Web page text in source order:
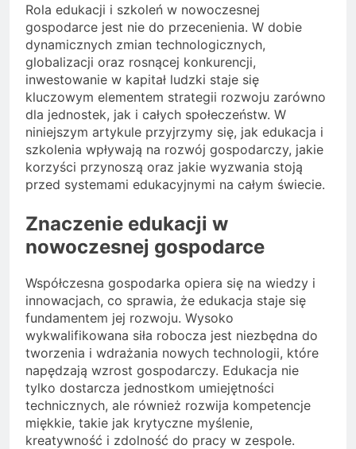
Rola edukacji i szkoleń w nowoczesnej
gospodarce jest nie do przecenienia. W dobie
dynamicznych zmian technologicznych,
globalizacji oraz rosnącej konkurencji,
inwestowanie w kapitał ludzki staje się
kluczowym elementem strategii rozwoju zarówno
dla jednostek, jak i całych społeczeństw. W
niniejszym artykule przyjrzymy się, jak edukacja i
szkolenia wpływają na rozwój gospodarczy, jakie
korzyści przynoszą oraz jakie wyzwania stoją
przed systemami edukacyjnymi na całym świecie.
Znaczenie edukacji w
nowoczesnej gospodarce
Współczesna gospodarka opiera się na wiedzy i
innowacjach, co sprawia, że edukacja staje się
fundamentem jej rozwoju. Wysoko
wykwalifikowana siła robocza jest niezbędna do
tworzenia i wdrażania nowych technologii, które
napędzają wzrost gospodarczy. Edukacja nie
tylko dostarcza jednostkom umiejętności
technicznych, ale również rozwija kompetencje
miękkie, takie jak krytyczne myślenie,
kreatywność i zdolność do pracy w zespole.